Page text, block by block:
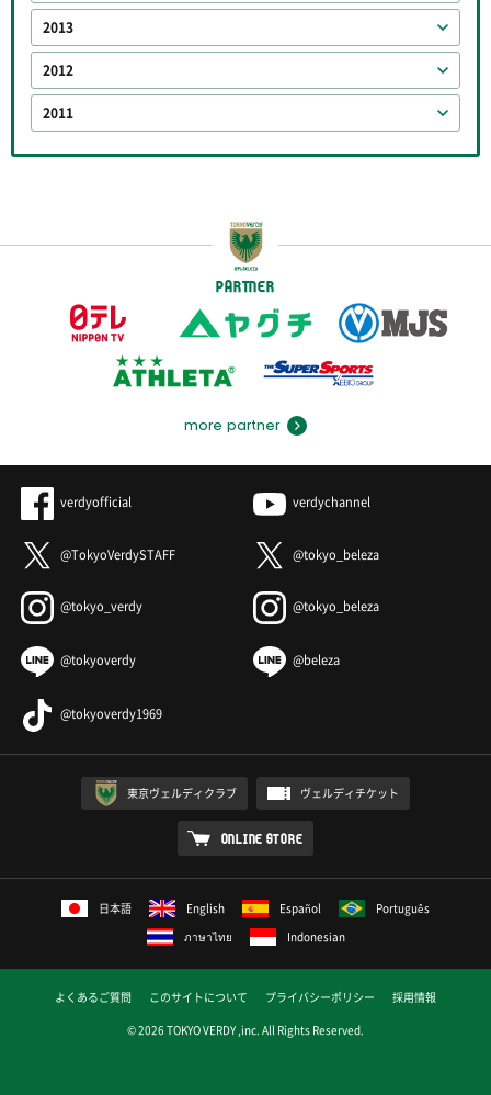
2013
2012
2011
PARTNER
more partner
verdyofficial verdychannel
@TokyoVerdySTAFF @tokyo_beleza
@tokyo_verdy @tokyo_beleza
@tokyoverdy @beleza
@tokyoverdy1969
東京ヴェルディクラブ ヴェルディチケット
ONLINE STORE
日本語 English Español
Português
ภาษาไทย
Indonesian
よくあるご質問 このサイトについて プライバシーポリシー
採用情報
© 2026 TOKYO VERDY ,inc. All Rights Reserved.